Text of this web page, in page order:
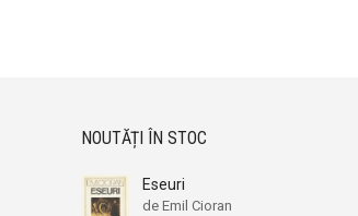
NOUTĂȚI ÎN STOC
Eseuri
de Emil Cioran